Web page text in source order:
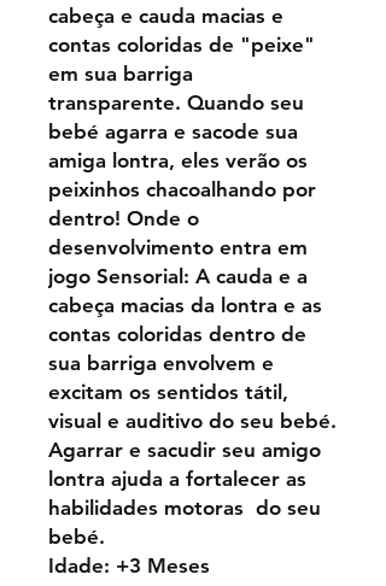
cabeça e cauda macias e
contas coloridas de "peixe"
em sua barriga
transparente. Quando seu
bebé agarra e sacode sua
amiga lontra, eles verão os
peixinhos chacoalhando por
dentro! Onde o
desenvolvimento entra em
jogo Sensorial: A cauda e a
cabeça macias da lontra e as
contas coloridas dentro de
sua barriga envolvem e
excitam os sentidos tátil,
visual e auditivo do seu bebé.
Agarrar e sacudir seu amigo
lontra ajuda a fortalecer as
habilidades motoras do seu
bebé.
Idade: +3 Meses